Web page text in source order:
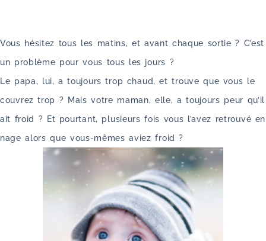
Vous hésitez tous les matins, et avant chaque sortie ? C’est
un problème pour vous tous les jours ?
Le papa, lui, a toujours trop chaud, et trouve que vous le
couvrez trop ? Mais votre maman, elle, a toujours peur qu’il
ait froid ? Et pourtant, plusieurs fois vous l’avez retrouvé en
nage alors que vous-mêmes aviez froid ?